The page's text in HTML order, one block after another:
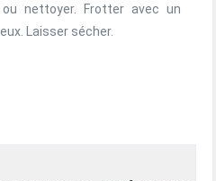
nettoyer. Frotter avec un
Laisser sécher.